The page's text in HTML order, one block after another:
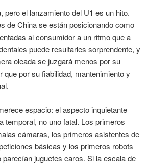
pero el lanzamiento del U1 es un hito.
de China se están posicionando como
al consumidor a un ritmo que a
puede resultarles sorprendente, y
oleada se juzgará menos por su
que por su fiabilidad, mantenimiento y
espacio: el aspecto inquietante
temporal, no uno fatal. Los primeros
cámaras, los primeros asistentes de
básicas y los primeros robots
juguetes caros. Si la escala de